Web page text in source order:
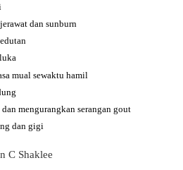
dan sunburn
mual sewaktu hamil
mengurangkan serangan gout
dan gigi
C Shaklee